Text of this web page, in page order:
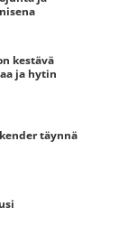
kestävä
ja hytin
täynnä